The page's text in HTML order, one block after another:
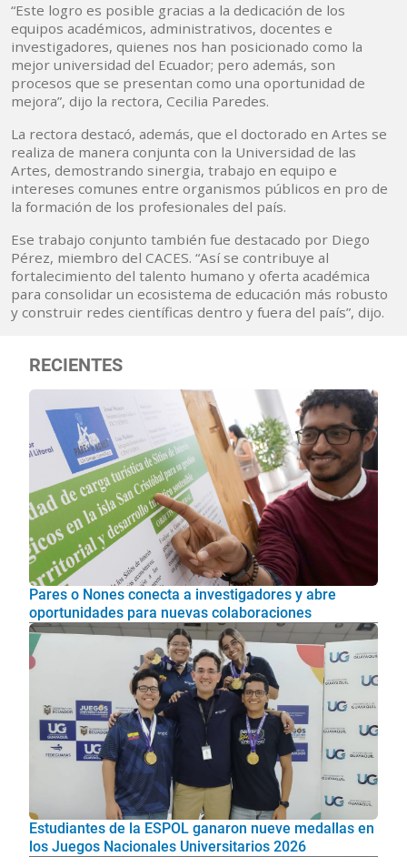
“Este logro es posible gracias a la dedicación de los
equipos académicos, administrativos, docentes e
investigadores, quienes nos han posicionado como la
mejor universidad del Ecuador; pero además, son
procesos que se presentan como una oportunidad de
mejora”, dijo la rectora, Cecilia Paredes.
La rectora destacó, además, que el doctorado en Artes se
realiza de manera conjunta con la Universidad de las
Artes, demostrando sinergia, trabajo en equipo e
intereses comunes entre organismos públicos en pro de
la formación de los profesionales del país.
Ese trabajo conjunto también fue destacado por Diego
Pérez, miembro del CACES. “Así se contribuye al
fortalecimiento del talento humano y oferta académica
para consolidar un ecosistema de educación más robusto
y construir redes científicas dentro y fuera del país”, dijo.
RECIENTES
Pares o Nones conecta a investigadores y abre
oportunidades para nuevas colaboraciones
Estudiantes de la ESPOL ganaron nueve medallas en
los Juegos Nacionales Universitarios 2026